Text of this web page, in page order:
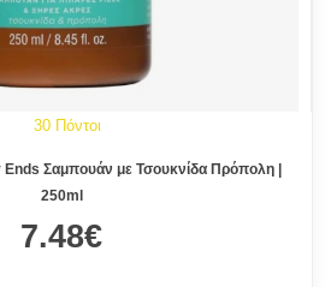
30 Πόντοι
250ml
7.48€